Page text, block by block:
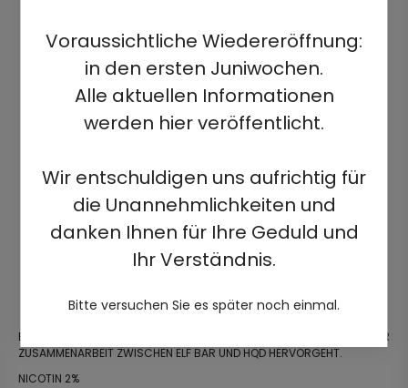
Voraussichtliche Wiedereröffnung:
in den ersten Juniwochen.
Alle aktuellen Informationen
werden hier veröffentlicht.
Wir entschuldigen uns aufrichtig für
die Unannehmlichkeiten und
danken Ihnen für Ihre Geduld und
Ihr Verständnis.
Bitte versuchen Sie es später noch einmal.
ENTDECKEN SIE DAS EVOLUTIONÄRE PRODUKT, DAS AUS DER
ZUSAMMENARBEIT ZWISCHEN ELF BAR UND HQD HERVORGEHT.
NICOTIN 2%